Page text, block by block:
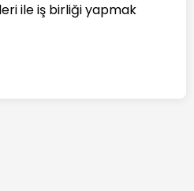
ile iş birliği yapmak